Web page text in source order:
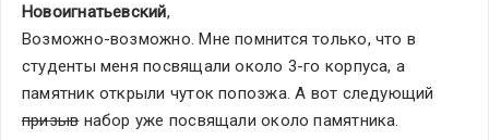
Новоигнатьевский,
Возможно-возможно. Мне помнится только, что в
студенты меня посвящали около 3-го корпуса, а
призыв набор уже посвящали около памятника.